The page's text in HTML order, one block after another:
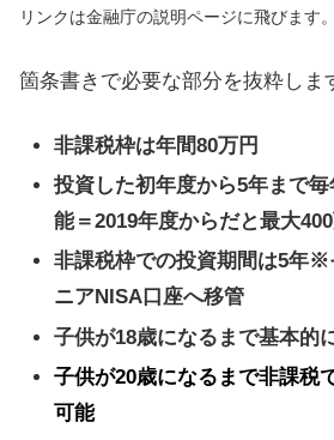
リンクは金融庁の説明ページに飛びます。
箇条書きで必要な部分を抜粋しま
非課税枠は年間80万円
投資した初年度から5年まで
能＝2019年度からだと最大
非課税枠での投資期間は5年※
ニアNISA口座へ移管
子供が18歳になるまで基本的
子供が20歳になるまで非課税
可能